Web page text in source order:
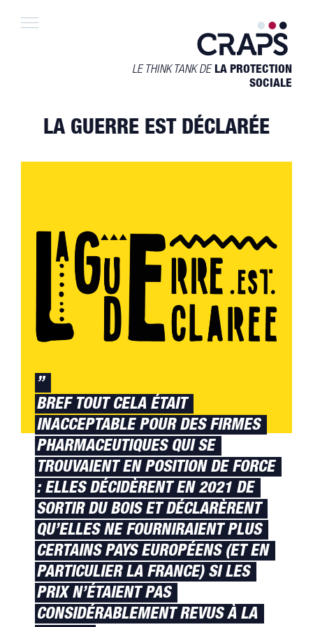
LE THINK TANK DE LA PROTECTION
SOCIALE
LA GUERRE EST DÉCLARÉE
”
BREF TOUT CELA ÉTAIT
INACCEPTABLE POUR DES FIRMES
PHARMACEUTIQUES QUI SE
TROUVAIENT EN POSITION DE FORCE
: ELLES DÉCIDÈRENT EN 2021 DE
SORTIR DU BOIS ET DÉCLARÈRENT
QU’ELLES NE FOURNIRAIENT PLUS
CERTAINS PAYS EUROPÉENS (ET EN
PARTICULIER LA FRANCE) SI LES
PRIX N’ÉTAIENT PAS
CONSIDÉRABLEMENT REVUS À LA